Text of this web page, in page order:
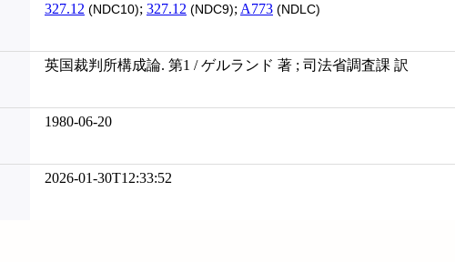
327.12 (NDC10); 327.12 (NDC9); A773 (NDLC)
英国裁判所構成論. 第1 / ゲルランド 著 ; 司法省調査課 訳
1980-06-20
2026-01-30T12:33:52